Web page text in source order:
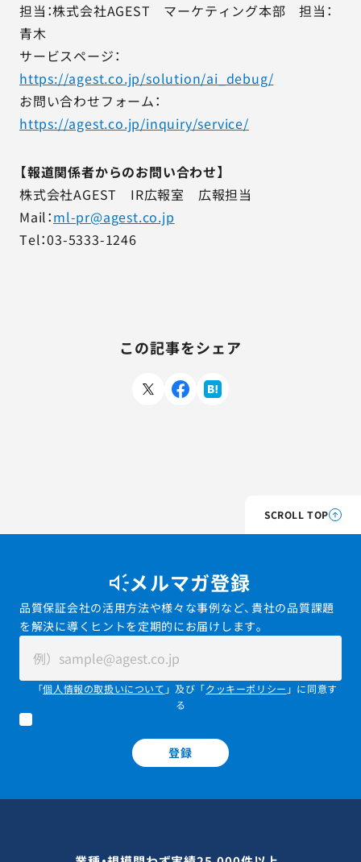
担当：株式会社AGEST マーケティング本部 担当：
青木
サービスページ：
https://agest.co.jp/solution/ai_debug/
お問い合わせフォーム：
https://agest.co.jp/inquiry/service/
【報道関係者からのお問い合わせ】
株式会社AGEST IR広報室 広報担当
Mail：ml-pr@agest.co.jp
Tel：03-5333-1246
この記事をシェア
SCROLL TOP
メルマガ登録
品質保証会社の活用方法や様々な事例など、貴社の品質課題
を解決に導くヒントを定期的にお届けします。
「個人情報の取扱いについて 」及び「クッキーポリシー 」に同意す
る
登録